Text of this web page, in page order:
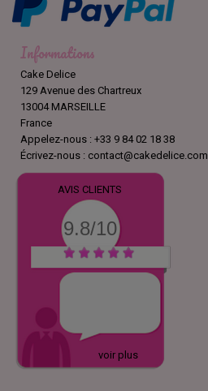
Informations
Cake Delice
129 Avenue des Chartreux
13004 MARSEILLE
France
Appelez-nous : +33 9 84 02 18 38
Écrivez-nous : contact@cakedelice.com
AVIS CLIENTS
9.8/10
voir plus